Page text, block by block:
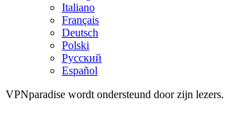
Italiano
Français
Deutsch
Polski
Русский
Español
VPNparadise wordt ondersteund door zijn